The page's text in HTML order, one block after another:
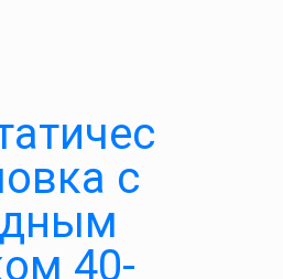
с
40-